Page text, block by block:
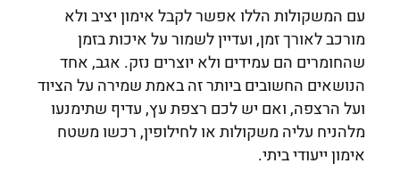
עם המשקולות הללו אפשר לקבל אימון יציב ולא
מורכב לאורך זמן, ועדיין לשמור על איכות בזמן
שהחומרים הם עמידים ולא יוצרים נזק. אגב, אחד
הנושאים החשובים ביותר זה באמת שמירה על הציוד
ועל הרצפה, ואם יש לכם רצפת עץ, עדיף שתימנעו
מלהניח עליה משקולות או לחילופין, רכשו משטח
אימון ייעודי ביתי.